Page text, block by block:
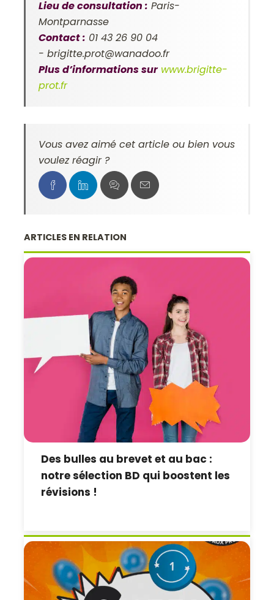
Lieu de consultation : Paris-
Montparnasse
Contact : 01 43 26 90 04
-brigitte.prot@wanadoo.fr
Plus d’informations sur www.brigitte-
prot.fr
Vous avez aimé cet article ou bien vous
voulez réagir ?
ARTICLES EN RELATION
Des bulles au brevet et au bac :
notre sélection BD qui boostent les
révisions !